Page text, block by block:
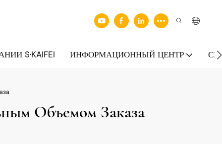
S·KAIFEI ИНФОРМАЦИОННЫЙ ЦЕНТР
Объемом Заказа